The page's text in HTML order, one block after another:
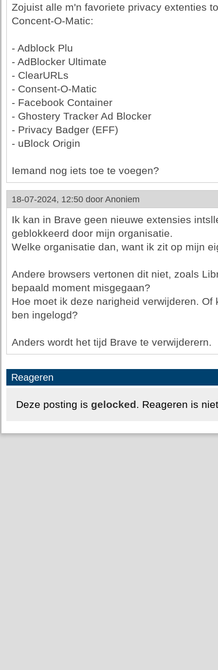
Zojuist alle m'n favoriete privacy extenties
Concent-O-Matic:
- Adblock Plu
- AdBlocker Ultimate
- ClearURLs
- Consent-O-Matic
- Facebook Container
- Ghostery Tracker Ad Blocker
- Privacy Badger (EFF)
- uBlock Origin
Iemand nog iets toe te voegen?
18-07-2024, 12:50 door Anoniem
Ik kan in Brave geen nieuwe extensies
geblokkeerd door mijn organisatie.
Welke organisatie dan, want ik zit op mijn
Andere browsers vertonen dit niet, zoals
bepaald moment misgegaan?
Hoe moet ik deze narigheid verwijderen.
ben ingelogd?
Anders wordt het tijd Brave te verwijderern.
Reageren
Deze posting is gelocked. Reageren is